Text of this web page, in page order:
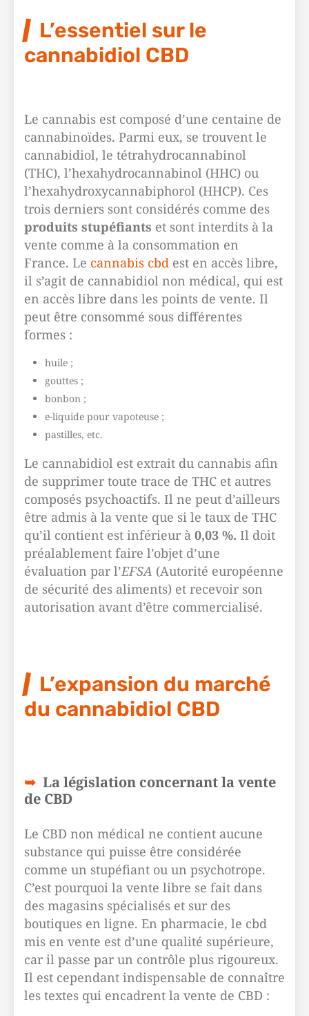
L’essentiel sur le
cannabidiol CBD
Le cannabis est composé d’une centaine de
cannabinoïdes. Parmi eux, se trouvent le
cannabidiol, le tétrahydrocannabinol
(THC), l’hexahydrocannabinol (HHC) ou
l’hexahydroxycannabiphorol (HHCP). Ces
trois derniers sont considérés comme des
produits stupéfiants et sont interdits à la
vente comme à la consommation en
France. Le cannabis cbd est en accès libre,
il s’agit de cannabidiol non médical, qui est
en accès libre dans les points de vente. Il
peut être consommé sous différentes
formes :
huile ;
gouttes ;
bonbon ;
e-liquide pour vapoteuse ;
pastilles, etc.
Le cannabidiol est extrait du cannabis afin
de supprimer toute trace de THC et autres
composés psychoactifs. Il ne peut d’ailleurs
être admis à la vente que si le taux de THC
qu’il contient est inférieur à 0,03 %. Il doit
préalablement faire l’objet d’une
évaluation par l’EFSA (Autorité européenne
de sécurité des aliments) et recevoir son
autorisation avant d’être commercialisé.
L’expansion du marché
du cannabidiol CBD
La législation concernant la vente
de CBD
Le CBD non médical ne contient aucune
substance qui puisse être considérée
comme un stupéfiant ou un psychotrope.
C’est pourquoi la vente libre se fait dans
des magasins spécialisés et sur des
boutiques en ligne. En pharmacie, le cbd
mis en vente est d’une qualité supérieure,
car il passe par un contrôle plus rigoureux.
Il est cependant indispensable de connaître
les textes qui encadrent la vente de CBD :